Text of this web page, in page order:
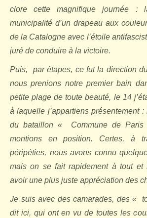
clore cette magnifique journée :
municipalité d’un drapeau aux
de la Catalogne avec l’étoile
juré de conduire à la victoire.
Puis,
par étapes, ce fut la direction
nous prenions notre premier bain
petite plage de toute beauté, le 14
à laquelle j’appartiens présentement
du bataillon «
Commune de
montions en position. Certes, à
péripéties, nous avons connu
mais on se fait rapidement à tout et
avoir une plus juste appréciation des
Je suis avec des camarades, des «
dit ici, qui ont en vu de toutes les